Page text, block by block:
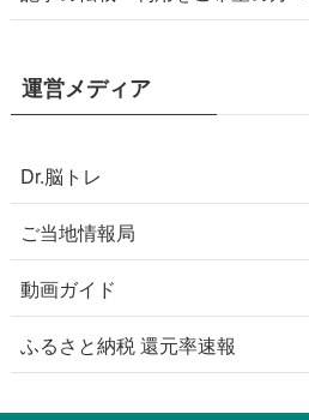
運営メディア
Dr.脳トレ
ご当地情報局
動画ガイド
ふるさと納税 還元率速報